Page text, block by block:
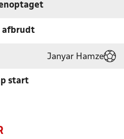
afbrudt
Janyar Hamze
start